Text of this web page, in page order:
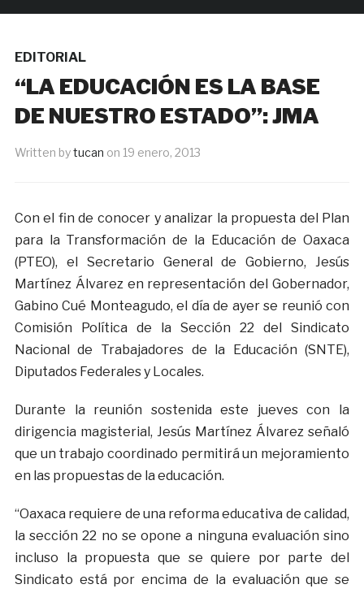
EDITORIAL
“LA EDUCACIÓN ES LA BASE
DE NUESTRO ESTADO”: JMA
Written bytucan on 19 enero, 2013
Con el fin de conocer y analizar la propuesta del Plan
para la Transformación de la Educación de Oaxaca
(PTEO), el Secretario General de Gobierno, Jesús
Martínez Álvarez en representación del Gobernador,
Gabino Cué Monteagudo, el día de ayer se reunió con
Comisión Política de la Sección 22 del Sindicato
Nacional de Trabajadores de la Educación (SNTE),
Diputados Federales y Locales.
Durante la reunión sostenida este jueves con la
dirigencia magisterial, Jesús Martínez Álvarez señaló
que un trabajo coordinado permitirá un mejoramiento
en las propuestas de la educación.
“Oaxaca requiere de una reforma educativa de calidad,
la sección 22 no se opone a ninguna evaluación sino
incluso la propuesta que se quiere por parte del
Sindicato está por encima de la evaluación que se